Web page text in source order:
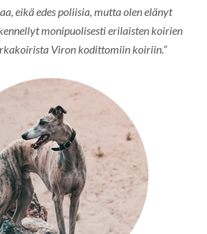
eikä edes poliisia, mutta olen elänyt
monipuolisesti erilaisten koirien
Viron kodittomiin koiriin.”